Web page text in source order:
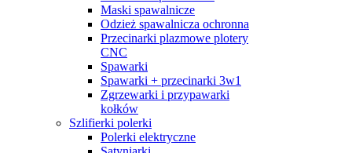
Maski spawalnicze
Odzież spawalnicza ochronna
Przecinarki plazmowe plotery
CNC
Spawarki
Spawarki + przecinarki 3w1
Zgrzewarki i przypawarki
kołków
Szlifierki polerki
Polerki elektryczne